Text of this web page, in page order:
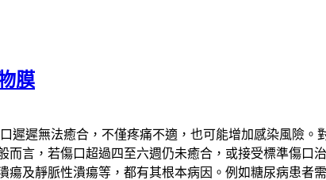
膜
遲遲無法癒合，不僅疼痛不適，也可能增加感染風險
言，若傷口超過四至六週仍未癒合，或接受標準傷口
及靜脈性潰瘍等，都有其根本病因。例如糖尿病患者